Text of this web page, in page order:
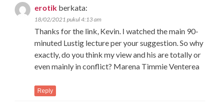
erotik berkata:
18/02/2021 pukul 4:13 am
Thanks for the link, Kevin. I watched the main 90-
minuted Lustig lecture per your suggestion. So why
exactly, do you think my view and his are totally or
even mainly in conflict? Marena Timmie Venterea
Reply